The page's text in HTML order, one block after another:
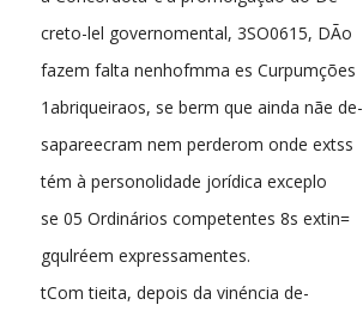
creto-lel governomental, 3SO0615, DÃo
fazem falta nenhofmma es Curpumções
1abriqueiraos, se berm que ainda nãe de-
sapareecram nem perderom onde extss
tém à personolidade jorídica exceplo
se 05 Ordinários competentes 8s extin=
gqulréem expressamentes.
tCom tieita, depois da vinéncia de-